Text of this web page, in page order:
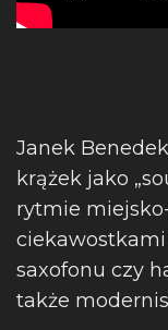
Janek
krążek jako
rytmie
saxofonu czy
także